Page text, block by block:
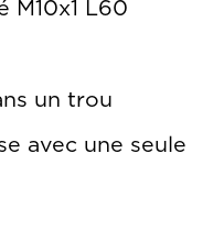
M10x1 L60
un trou
avec une seule